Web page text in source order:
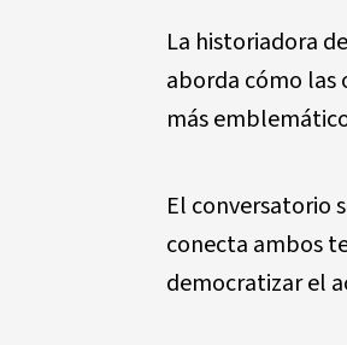
La historiadora
aborda cómo las
más
El conversatorio
conecta ambos
democratizar el